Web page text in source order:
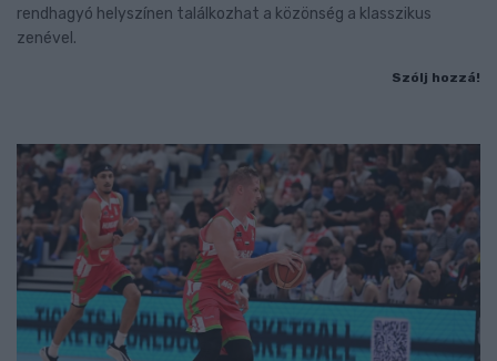
rendhagyó helyszínen találkozhat a közönség a klasszikus
zenével.
Szólj hozzá!